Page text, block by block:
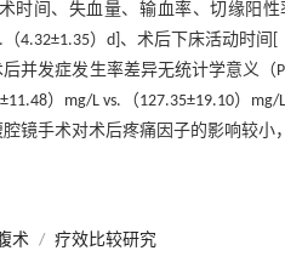
时间、失血量、输血率、切缘阳
4.32±1.35）d]、术后下床活动时间[
并发症发生率差异无统计学意义
）mg/L vs.（127.35±19.10）
镜手术对术后疼痛因子的影响较小
术 / 疗效比较研究